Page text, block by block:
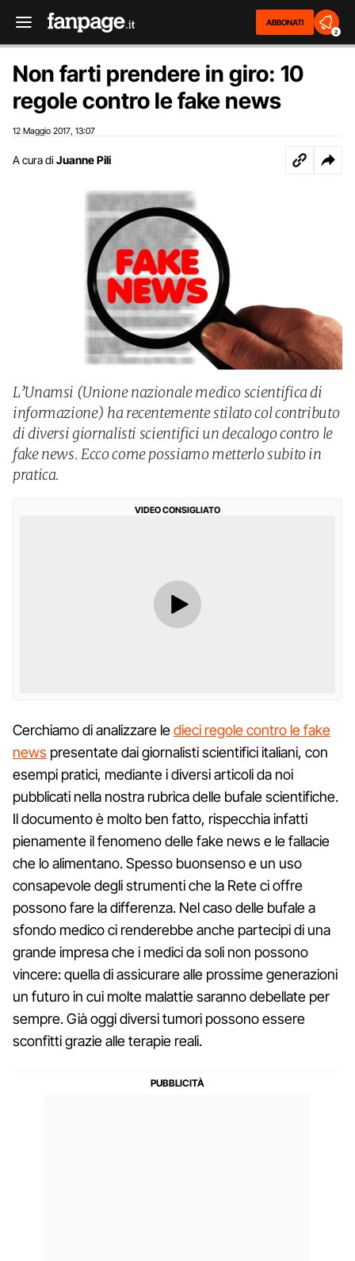
ABBONATI
2
Non farti prendere in giro: 10
regole contro le fake news
12 Maggio 2017 13:07
A cura di Juanne Pili
L’Unamsi (Unione nazionale medico scientifica di
informazione) ha recentemente stilato col contributo
di diversi giornalisti scientifici un decalogo contro le
fake news. Ecco come possiamo metterlo subito in
pratica.
VIDEO CONSIGLIATO
Cerchiamo di analizzare ledieci regole contro le fake
news presentate dai giornalisti scientifici italiani, con
esempi pratici, mediante i diversi articoli da noi
pubblicati nella nostra rubrica delle bufale scientifiche.
Il documento è molto ben fatto, rispecchia infatti
pienamente il fenomeno delle fake news e le fallacie
che lo alimentano. Spesso buonsenso e un uso
consapevole degli strumenti che la Rete ci offre
possono fare la differenza. Nel caso delle bufale a
sfondo medico ci renderebbe anche partecipi di una
grande impresa che i medici da soli non possono
vincere: quella di assicurare alle prossime generazioni
un futuro in cui molte malattie saranno debellate per
sempre. Già oggi diversi tumori possono essere
sconfitti grazie alle terapie reali.